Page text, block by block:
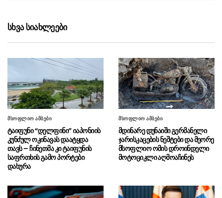
მიაწვდის „პეტრიოტის“ სისტემისთვის
რაკეტებს, თუმცა მათი რაოდენობა
08.08 - 20:12ბულგარეთში აცხადებენ რომ
ქვეყანაში რუმინეთის საჰაერო სივრციდან
დრონი შეფრინდა და აფეთქდა, უპილოტო
საფრენი აპარატის წარმომავლობა
გაურკვეველია
08.08 - 20:07
სასაზღვრო პოლიციის უფროსის
მოადგილემ სანაპირო დაცვის ფოთის ბაზაზე
2008 წლის აგვისტოს ომში დაღუპული
მეზღვაურების ხსოვნას პატივი მიაგო
08.08 - 20:03
პოლიციელების ხსოვნას პატივი მიაგო
სხვა სიახლეები
მსოფლიო ამბები
ტაიფუნი “დელფინი” იაპონიის
კუნძულ ოკინავას დაატყდა
თავს – ჩინეთმა კი ტაიფუნის
საფრთხის გამო პორტები
დახურა
მსოფლიო ამბები
მდინარე დუნაიში გერმანელი
ჯარისკაცების ნეშტები და მეორე
მსოფლიო ომის დროინდელი
მოტოციკლი აღმოაჩინეს